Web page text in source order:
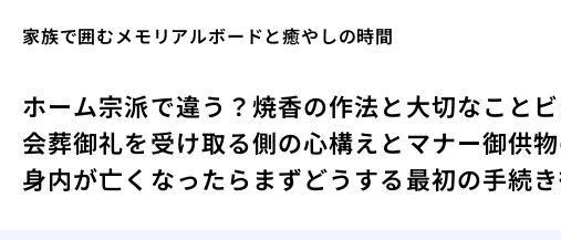
家族で囲むメモリアルボードと癒やしの時間
ホーム宗派で違う？焼香の作法と大切なこと
会葬御礼を受け取る側の心構えとマナー御供
身内が亡くなったらまずどうする最初の手続き